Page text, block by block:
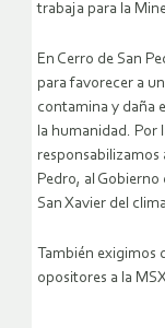
trabaja para la
En Cerro de San
para favorecer a
contamina y daña
la humanidad. Por
responsabilizamos
Pedro, al Gobierno
San Xavier del
También exigimos
opositores a la